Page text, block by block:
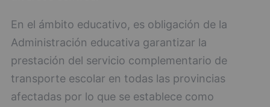
En el ámbito educativo, es obligación de la
Administración educativa garantizar la
prestación del servicio complementario de
transporte escolar en todas las provincias
afectadas por lo que se establece como